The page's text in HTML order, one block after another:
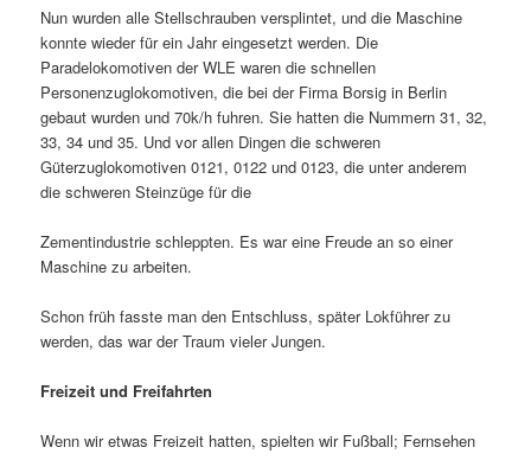
Nun wurden alle Stellschrauben versplintet, und die Maschine
konnte wieder für ein Jahr eingesetzt werden. Die
Paradelokomotiven der WLE waren die schnellen
Personenzuglokomotiven, die bei der Firma Borsig in Berlin
gebaut wurden und 70k/h fuhren. Sie hatten die Nummern 31, 32,
33, 34 und 35. Und vor allen Dingen die schweren
Güterzuglokomo­tiven 0121, 0122 und 0123, die unter anderem
die schweren Steinzüge für die
Zementindustrie schleppten. Es war eine Freude an so einer
Maschine zu arbeiten.
Schon früh fasste man den Entschluss, später Lokführer zu
werden, das war der Traum vieler Jungen.
Freizeit und Freifahrten
Wenn wir etwas Freizeit hatten, spielten wir Fußball; Fernsehen